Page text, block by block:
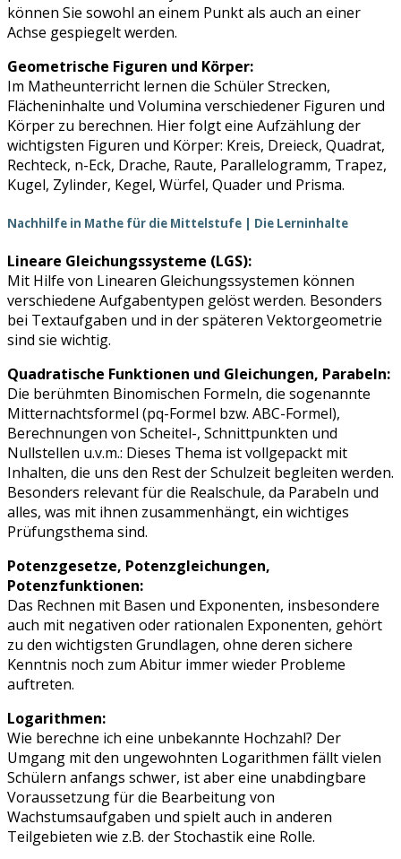
können Sie sowohl an einem Punkt als auch an einer
Achse gespiegelt werden.
Geometrische Figuren und Körper:
Im Matheunterricht lernen die Schüler Strecken,
Flächeninhalte und Volumina verschiedener Figuren und
Körper zu berechnen. Hier folgt eine Aufzählung der
wichtigsten Figuren und Körper: Kreis, Dreieck, Quadrat,
Rechteck, n-Eck, Drache, Raute, Parallelogramm, Trapez,
Kugel, Zylinder, Kegel, Würfel, Quader und Prisma.
Nachhilfe in Mathe für die Mittelstufe | Die Lerninhalte
Lineare Gleichungssysteme (LGS):
Mit Hilfe von Linearen Gleichungssystemen können
verschiedene Aufgabentypen gelöst werden. Besonders
bei Textaufgaben und in der späteren Vektorgeometrie
sind sie wichtig.
Quadratische Funktionen und Gleichungen, Parabeln:
Die berühmten Binomischen Formeln, die sogenannte
Mitternachtsformel (pq-Formel bzw. ABC-Formel),
Berechnungen von Scheitel-, Schnittpunkten und
Nullstellen u.v.m.: Dieses Thema ist vollgepackt mit
Inhalten, die uns den Rest der Schulzeit begleiten werden.
Besonders relevant für die Realschule, da Parabeln und
alles, was mit ihnen zusammenhängt, ein wichtiges
Prüfungsthema sind.
Potenzgesetze, Potenzgleichungen,
Potenzfunktionen:
Das Rechnen mit Basen und Exponenten, insbesondere
auch mit negativen oder rationalen Exponenten, gehört
zu den wichtigsten Grundlagen, ohne deren sichere
Kenntnis noch zum Abitur immer wieder Probleme
auftreten.
Logarithmen:
Wie berechne ich eine unbekannte Hochzahl? Der
Umgang mit den ungewohnten Logarithmen fällt vielen
Schülern anfangs schwer, ist aber eine unabdingbare
Voraussetzung für die Bearbeitung von
Wachstumsaufgaben und spielt auch in anderen
Teilgebieten wie z.B. der Stochastik eine Rolle.